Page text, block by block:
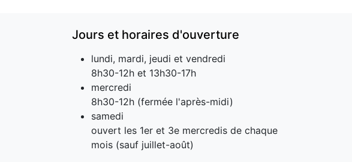
Jours et horaires d'ouverture
lundi, mardi, jeudi et vendredi
8h30-12h et 13h30-17h
mercredi
8h30-12h (fermée l'après-midi)
samedi
ouvert les 1er et 3e mercredis de chaque
mois (sauf juillet-août)